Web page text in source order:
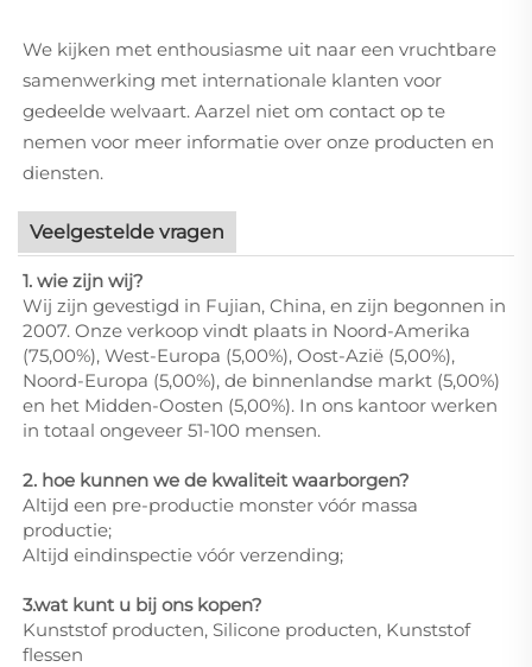
We kijken met enthousiasme uit naar een vruchtbare
samenwerking met internationale klanten voor
gedeelde welvaart. Aarzel niet om contact op te
nemen voor meer informatie over onze producten en
diensten.
Veelgestelde vragen
1. wie zijn wij?
Wij zijn gevestigd in Fujian, China, en zijn begonnen in
2007. Onze verkoop vindt plaats in Noord-Amerika
(75,00%), West-Europa (5,00%), Oost-Azië (5,00%),
Noord-Europa (5,00%), de binnenlandse markt (5,00%)
en het Midden-Oosten (5,00%). In ons kantoor werken
in totaal ongeveer 51-100 mensen.
2. hoe kunnen we de kwaliteit waarborgen?
Altijd een pre-productie monster vóór massa
productie;
Altijd eindinspectie vóór verzending;
3.wat kunt u bij ons kopen?
Kunststof producten, Silicone producten, Kunststof
flessen